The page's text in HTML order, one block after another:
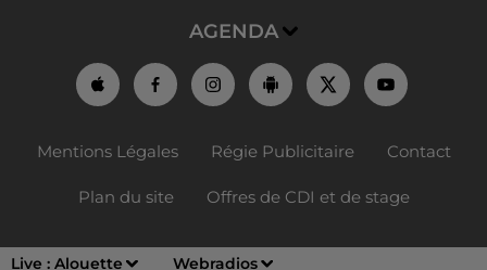
Live : Alouette Webradios
AGENDA
Mentions Légales Régie Publicitaire Contact
Plan du site Offres de CDI et de stage